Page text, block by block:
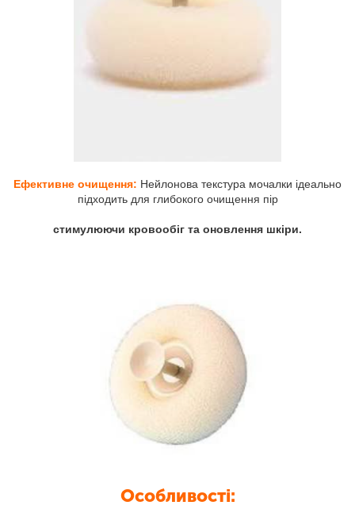
Ефективне очищення: Нейлонова текстура мочалки ідеально
підходить для глибокого очищення пір
стимулюючи кровообіг та оновлення шкіри.
Особливості: